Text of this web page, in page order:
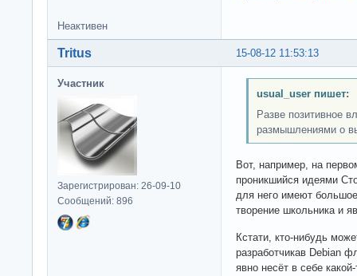
Неактивен
15-08-12 11:53:13
Tritus
Участник
Зарегистрирован: 26-09-10
Сообщений: 896
usual_user пишет:
Разве позитивное
размышлениями о
Вот, например, на
проникшийся идеями
для него имеют
творение школьника и
Кстати, кто-нибудь
разработчикав Debian
явно несёт в себе